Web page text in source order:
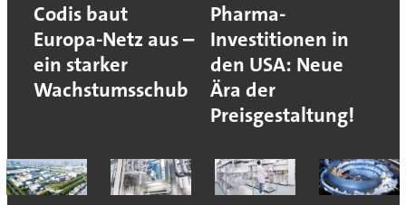
Codis baut
Europa-Netz aus –
ein starker
Wachstumsschub
Pharma-
Investitionen in
den USA: Neue
Ära der
Preisgestaltung!